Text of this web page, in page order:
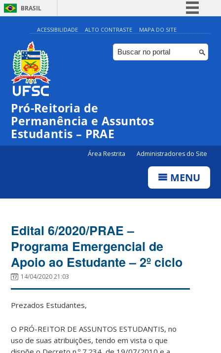
BRASIL
Simplifique!
Comunica BR
Participe
ACESSIBILIDADE ALTO CONTRASTE MAPA DO SITE
Pró-Reitoria de
Permanência e Assuntos
Estudantis – PRAE
Área Restrita Administradores do Site
MENU
Edital 6/2020/PRAE –
Programa Emergencial de
Apoio ao Estudante – 2º ciclo
14/04/2020 21:03
Prezados Estudantes,
O PRÓ-REITOR DE ASSUNTOS ESTUDANTIS, no
uso de suas atribuições, tendo em vista o que